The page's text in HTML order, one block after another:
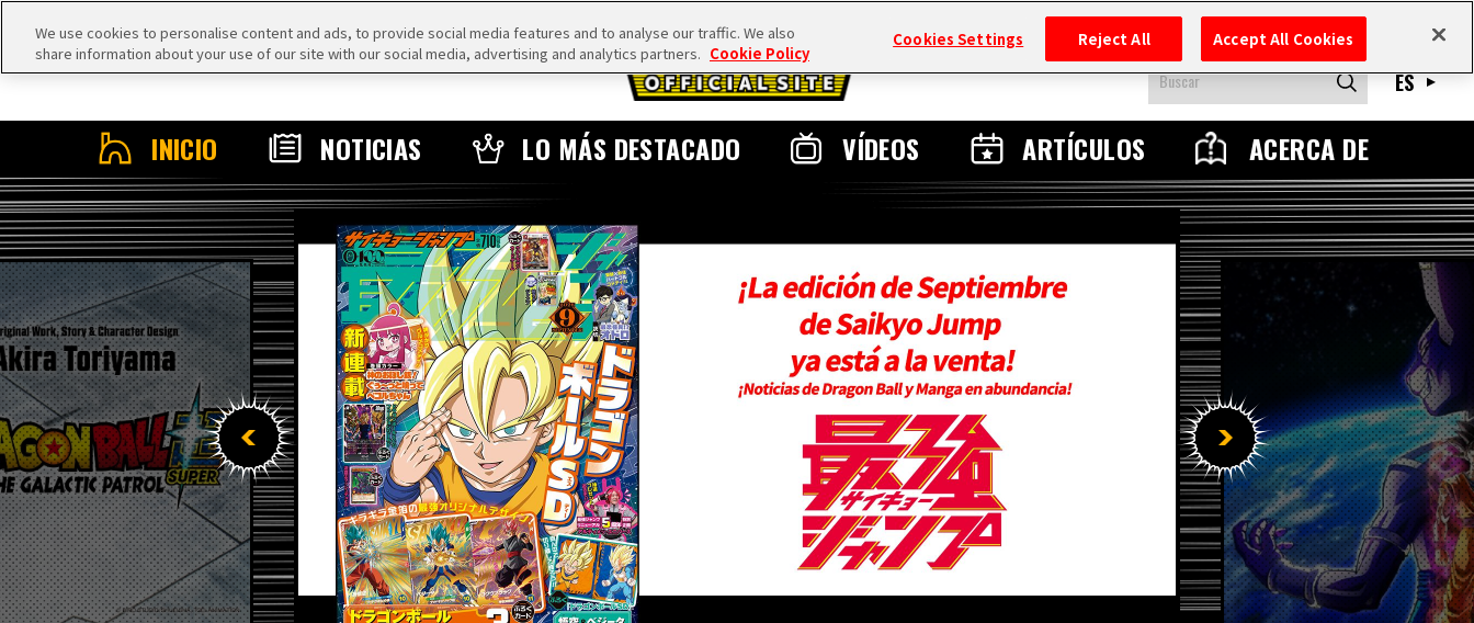
INICIO NOTICIAS LO MÁS DESTACADO VÍDEOS ARTÍCULOS ACERCA DE
ES
We use cookies to personalise content and ads, to provide social media features and to analyse our traffic. We also
share information about your use of our site with our social media, advertising and analytics partners. Cookie Policy
Cookies Settings Reject All Accept All Cookies